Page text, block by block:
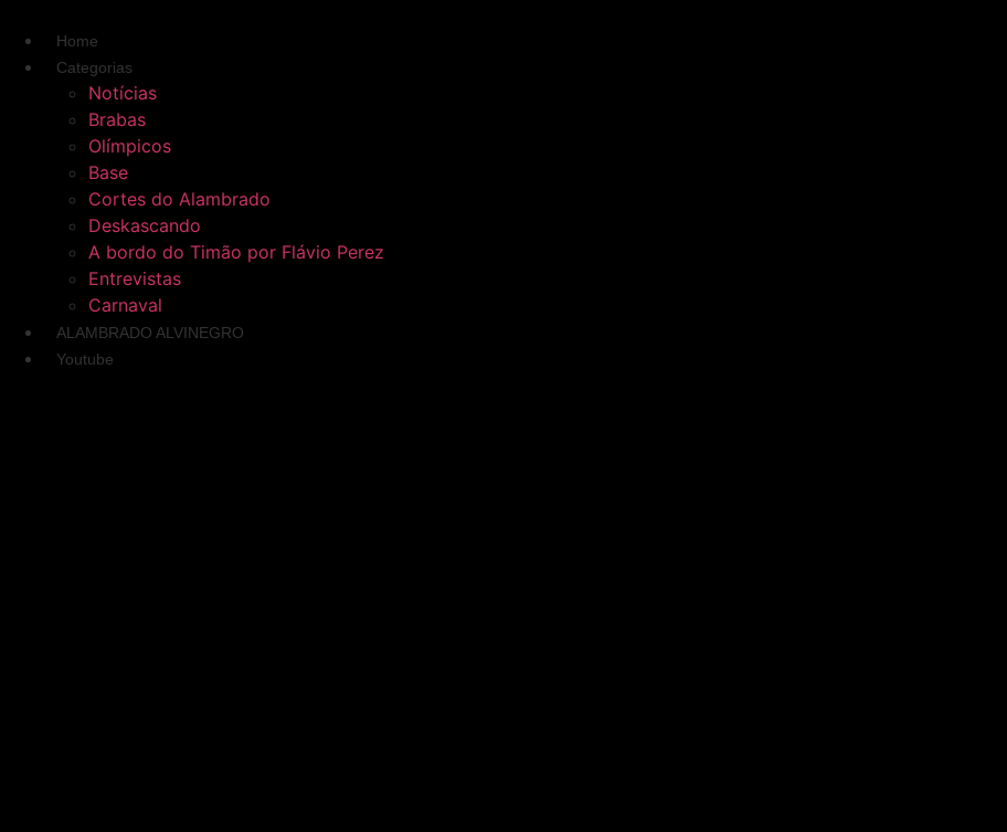
para
conteúdo
Home
Categorias
Notícias
Brabas
Olímpicos
Base
Cortes do Alambrado
Deskascando
A bordo do Timão por Flávio Perez
Entrevistas
Carnaval
ALAMBRADO ALVINEGRO
Youtube